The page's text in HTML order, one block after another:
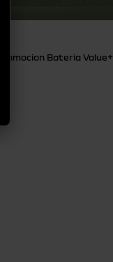
Promocion Bateria Value+